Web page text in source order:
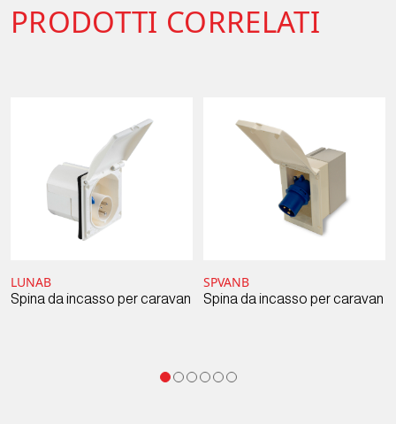
PRODOTTI CORRELATI
LUNAB
Spina da incasso per caravan
SPVANB
Spina da incasso per caravan